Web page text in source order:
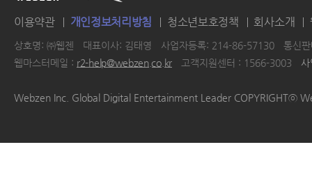
이용약관 개인정보처리방침 청소년보호정책 회사소개
상호명: ㈜웹젠 대표이사: 김태영 사업자등록: 214-86-57130
통신
웹마스터메일 : r2-help@webzen.co.kr 고객지원센터 : 1566-3003
Webzen Inc. Global Digital Entertainment Leader COPYRIGHTⓒ